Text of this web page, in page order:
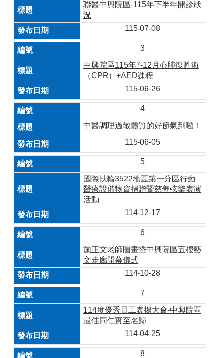
聯醫中興院區-115年下半年開診狀
況
115-07-08
3
中興院區115年7-12月心肺復甦術
（CPR）+AED課程
115-06-26
4
中醫調理過敏體質的好節氣到囉！
115-06-05
5
國際扶輪3522地區第一分區行動
醫療設備物資捐贈暨慈善弦樂表演
活動
114-12-17
6
施正文老師贈畫暨中興院區五樓藝
文走廊開幕儀式
114-10-28
7
114度優秀員工表揚大會-中興院區
最佳同仁實至名歸
114-04-25
8